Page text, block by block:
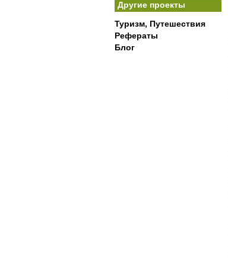
Другие проекты
Туризм, Путешествия
Рефераты
Блог